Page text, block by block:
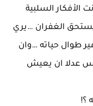
الأفكار السلبية
الغفران …يري
طوال حياته …وان
عدلا ان يعيش
؟!